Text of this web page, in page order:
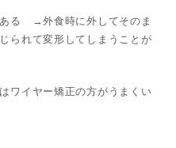
る →外食時に外してそのま
られて変形してしまうことが
イヤー矯正の方がうまくい